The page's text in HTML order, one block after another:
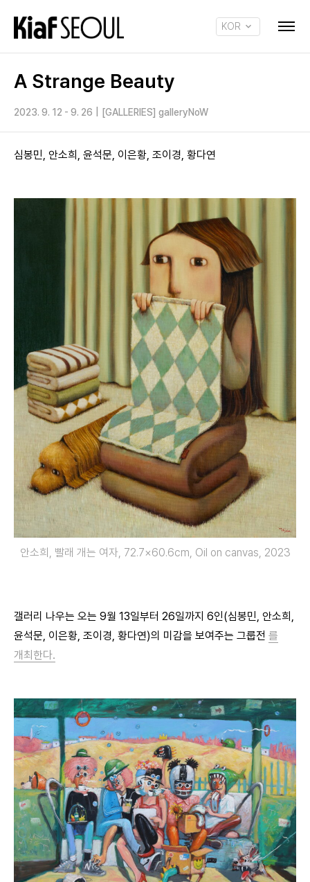
KOR
A Strange Beauty
2023. 9. 12 - 9. 26 [GALLERIES] galleryNoW
심봉민, 안소희, 윤석문, 이은황, 조이경, 황다연
안소희, 빨래 개는 여자, 72.7×60.6cm, Oil on canvas, 2023
갤러리 나우는 오는 9월 13일부터 26일까지 6인(심봉민, 안소희,
윤석문, 이은황, 조이경, 황다연)의 미감을 보여주는 그룹전 를
개최한다.